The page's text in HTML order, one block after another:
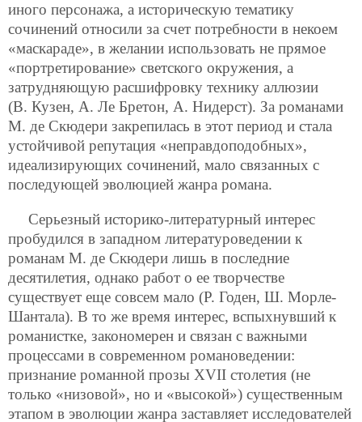
иного персонажа, а историческую тематику
сочинений относили за счет потребности в некоем
«маскараде», в желании использовать не прямое
«портретирование» светского окружения, а
затрудняющую расшифровку технику аллюзии
(В. Кузен, А. Ле Бретон, А. Нидерст). За романами
М. де Скюдери закрепилась в этот период и стала
устойчивой репутация «неправдоподобных»,
идеализирующих сочинений, мало связанных с
последующей эволюцией жанра романа.
Серьезный историко-литературный интерес
пробудился в западном литературоведении к
романам М. де Скюдери лишь в последние
десятилетия, однако работ о ее творчестве
существует еще совсем мало (Р. Годен, Ш. Морле-
Шантала). В то же время интерес, вспыхнувший к
романистке, закономерен и связан с важными
процессами в современном романоведении:
признание романной прозы XVII столетия (не
только «низовой», но и «высокой») существенным
этапом в эволюции жанра заставляет исследователей